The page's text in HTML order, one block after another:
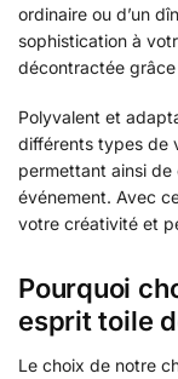
ordinaire ou d’un
sophistication à
décontractée
Polyvalent et
différents types de
permettant ainsi
événement. Avec
votre créativité et
Pourquoi
esprit toile
Le choix de notre